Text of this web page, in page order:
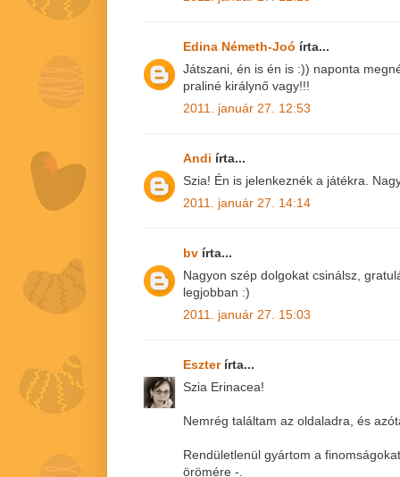
Edina Németh-Joó írta...
Játszani, én is én is :)) naponta
praliné királynő vagy!!!
2011. január 27. 12:53
Andi írta...
Szia! Én is jelenkeznék a játékra.
2011. január 27. 14:14
bv írta...
Nagyon szép dolgokat csinálsz,
legjobban :)
2011. január 27. 15:03
Eszter írta...
Szia Erinacea!
Nemrég találtam az oldaladra, és
Rendületlenül gyártom a
örömére -.